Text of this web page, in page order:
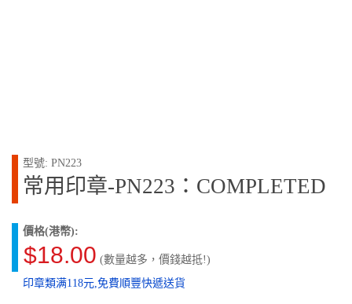
型號: PN223
常用印章-PN223：COMPLETED
價格(港幣):
$18.00 (數量越多，價錢越抵!)
印章類满118元,免費順豐快遞送貨